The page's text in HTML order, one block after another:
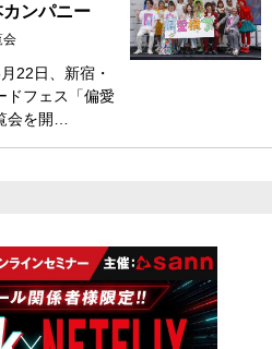
ンパニー
会
22日、新宿・
ドフェス「偏愛
会を開…